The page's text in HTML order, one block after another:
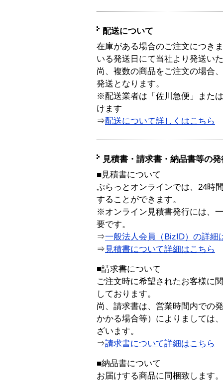
配送について
在庫がある場合のご注文につき
いる発送日にて当社より発送い
尚、複数の商品をご注文の場合
発送となります。
※配送業者は「佐川急便」また
けます
⇒配送について詳しくはこちら
見積書・請求書・納品書等の
■見積書について
ぷらっとオンラインでは、24時
することができます。
※オンライン見積書発行には、
要です。
⇒一般法人会員（BizID）の詳細
⇒ 見積書について詳細はこちら
■請求書について
ご注文時に希望されたお客様に
しております。
尚、請求書は、営業時間内での
かかる場合等）によりましては
ざいます。
⇒請求書について詳細はこちら
■納品書について
お届けする商品に同梱致します。